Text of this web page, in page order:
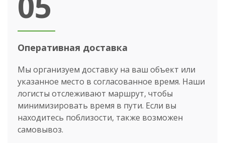
Оперативная доставка
Мы организуем доставку на ваш объект или
указанное место в согласованное время. Наши
логисты отслеживают маршрут, чтобы
минимизировать время в пути. Если вы
находитесь поблизости, также возможен
самовывоз.